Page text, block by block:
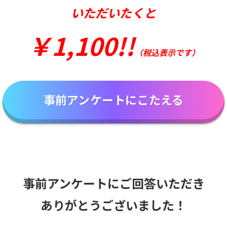
いただいたくと
￥1,100!! （税込表示です）
事前アンケートにこたえる
事前アンケートにご回答いただき
ありがとうございました！